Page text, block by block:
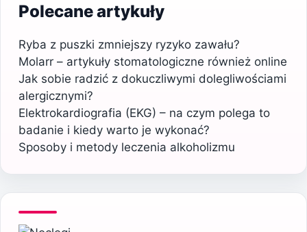
Polecane artykuły
Ryba z puszki zmniejszy ryzyko zawału?
Molarr – artykuły stomatologiczne również online
Jak sobie radzić z dokuczliwymi dolegliwościami
alergicznymi?
Elektrokardiografia (EKG) – na czym polega to
badanie i kiedy warto je wykonać?
Sposoby i metody leczenia alkoholizmu